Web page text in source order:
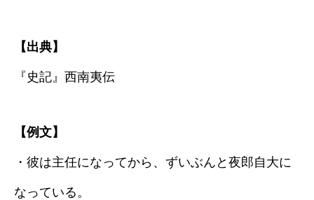
【出典】
『史記』西南夷伝
【例文】
・彼は主任になってから、ずいぶんと夜郎自大に
なっている。